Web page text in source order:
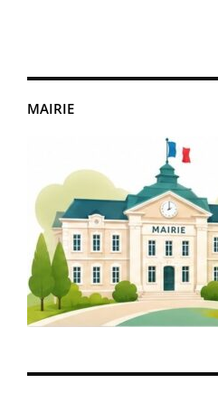
MAIRIE